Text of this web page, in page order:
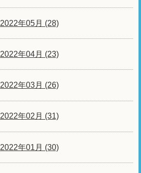
2022年05月 (28)
2022年04月 (23)
2022年03月 (26)
2022年02月 (31)
2022年01月 (30)